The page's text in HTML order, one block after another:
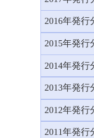
2016年発行
2015年発行
2014年発行
2013年発行
2012年発行
2011年発行